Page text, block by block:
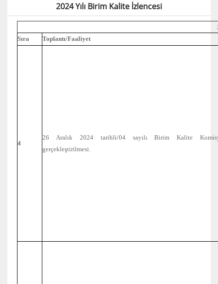
2024 Yılı Birim Kalite İzlencesi
Sıra
Toplantı/Faaliyet
4
26 Aralık 2024 tarihli/04 sayılı Birim Kalite
gerçekleştirilmesi.